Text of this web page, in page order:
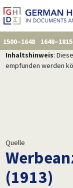
1500–1648 1648–1815
Inhaltshinweis:
empfunden werden
Quelle
(1913)